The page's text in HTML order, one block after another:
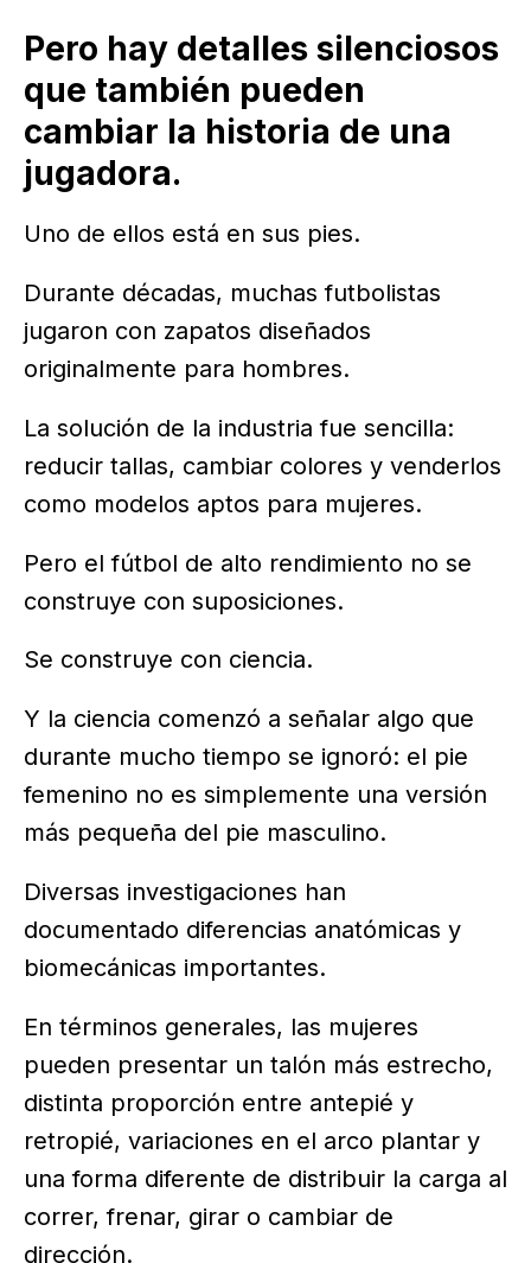
Pero hay detalles silenciosos
que también pueden
cambiar la historia de una
jugadora.
Uno de ellos está en sus pies.
Durante décadas, muchas futbolistas
jugaron con zapatos diseñados
originalmente para hombres.
La solución de la industria fue sencilla:
reducir tallas, cambiar colores y venderlos
como modelos aptos para mujeres.
Pero el fútbol de alto rendimiento no se
construye con suposiciones.
Se construye con ciencia.
Y la ciencia comenzó a señalar algo que
durante mucho tiempo se ignoró: el pie
femenino no es simplemente una versión
más pequeña del pie masculino.
Diversas investigaciones han
documentado diferencias anatómicas y
biomecánicas importantes.
En términos generales, las mujeres
pueden presentar un talón más estrecho,
distinta proporción entre antepié y
retropié, variaciones en el arco plantar y
una forma diferente de distribuir la carga al
correr, frenar, girar o cambiar de
dirección.